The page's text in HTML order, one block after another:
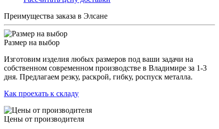
Преимущества заказа в Элсане
Размер на выбор
Изготовим изделия любых размеров под ваши задачи на
собственном современном производстве в Владимире за 1-3
дня. Предлагаем резку, раскрой, гибку, роспуск металла.
Как проехать к складу
Цены от производителя